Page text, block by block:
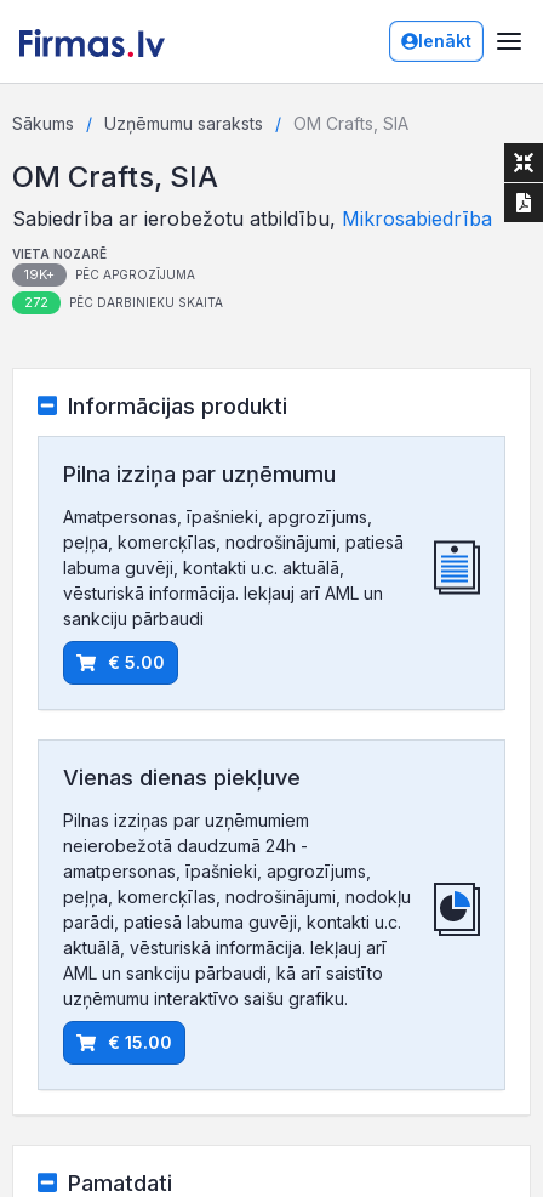
Ienākt
Sākums Uzņēmumu saraksts OM Crafts, SIA
OM Crafts, SIA
Sabiedrība ar ierobežotu atbildību, Mikrosabiedrība
VIETA NOZARĒ
19K+ PĒC APGROZĪJUMA
272 PĒC DARBINIEKU SKAITA
Informācijas produkti
Pilna izziņa par uzņēmumu
Amatpersonas, īpašnieki, apgrozījums,
peļņa, komercķīlas, nodrošinājumi, patiesā
labuma guvēji, kontakti u.c. aktuālā,
vēsturiskā informācija. Iekļauj arī AML un
sankciju pārbaudi
€ 5.00
Vienas dienas piekļuve
Pilnas izziņas par uzņēmumiem
neierobežotā daudzumā 24h -
amatpersonas, īpašnieki, apgrozījums,
peļņa, komercķīlas, nodrošinājumi, nodokļu
parādi, patiesā labuma guvēji, kontakti u.c.
aktuālā, vēsturiskā informācija. Iekļauj arī
AML un sankciju pārbaudi, kā arī saistīto
uzņēmumu interaktīvo saišu grafiku.
€ 15.00
Pamatdati